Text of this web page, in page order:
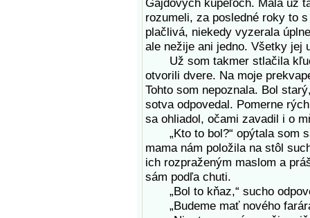
Gajdových kúpeľoch. Mala už
rozumeli, za posledné roky to
plačlivá, niekedy vyzerala
ale nežije ani jedno. Všetky jej
Už som takmer stlačila
otvorili dvere. Na moje
Tohto som nepoznala. Bol
sotva odpovedal. Pomerne
sa ohliadol, očami zavadil i o
„Kto to bol?“ opýtala som
mama nám položila na stôl
ich rozpraženým maslom a
sám podľa chuti.
„Bol to kňaz,“ sucho
„Budeme mať nového